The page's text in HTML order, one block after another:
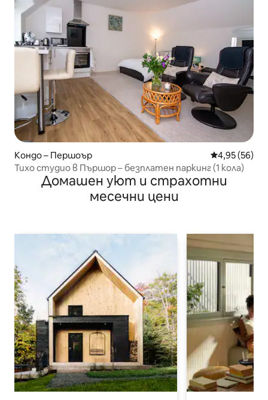
Кондо – Першоър Средна
4,95 (56)
Тихо студио в Пършор – безплатен паркинг (1 кола)
Домашен уют и страхотни
месечни цени